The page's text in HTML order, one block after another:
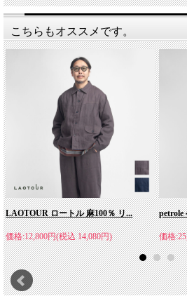
を提案しています。さらに現在では希
製、仕上げまでの全行程を1人の職人
ャケットを製作しているなど、レディ
ポークにも近いモノ作りをしていると
的なアイテムだからこそ真摯に丁寧に
アイテムを提案しています。
こちらもオススメです。
LAOTOUR ロートル 麻100％ リ...
価格:12,800円(税込 14,080円)
petrole
価格